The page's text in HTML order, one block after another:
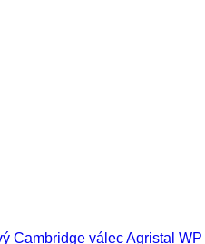
Cambridge válec Agristal WP